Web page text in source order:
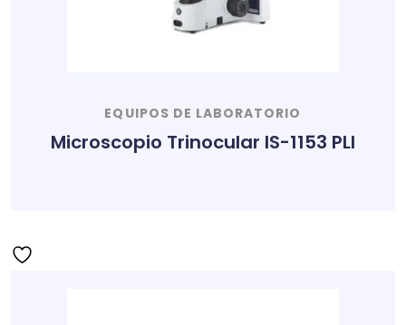
EQUIPOS DE LABORATORIO
Microscopio Trinocular IS-1153 PLI